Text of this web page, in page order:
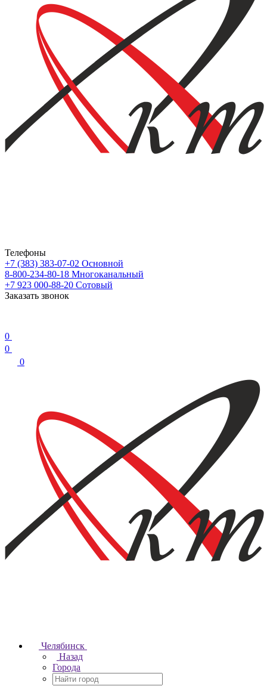
Телефоны
+7 (383) 383-07-02 Основной
8-800-234-80-18 Многоканальный
+7 923 000-88-20 Сотовый
Заказать звонок
0
0
0
Челябинск
Назад
Города